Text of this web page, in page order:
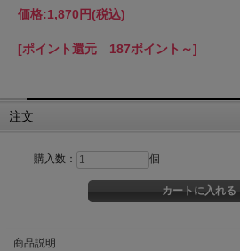
価格:1,870円(税込)
[ポイント還元 187ポイント～]
注文
購入数： 個
商品説明